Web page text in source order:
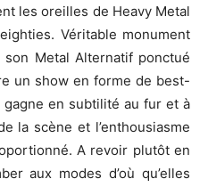
les oreilles de Heavy Metal
Véritable monument
Metal Alternatif ponctué
un show en forme de best-
en subtilité au fur et à
la scène et l’enthousiasme
A revoir plutôt en
aux modes d’où qu’elles